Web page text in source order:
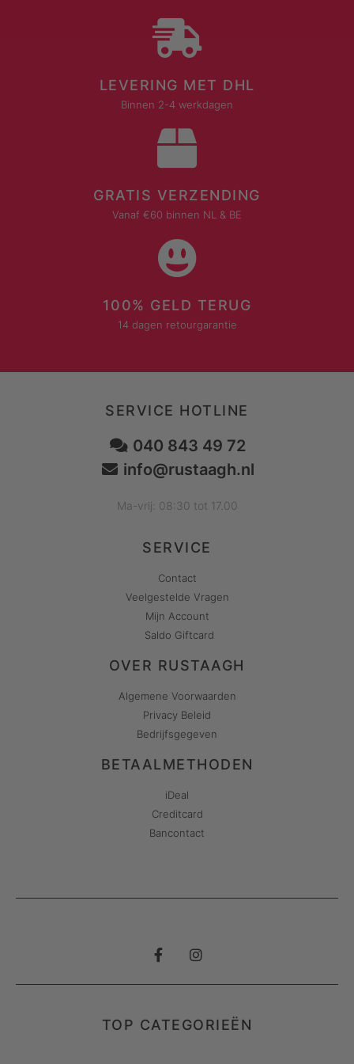
LEVERING MET DHL
Binnen 2-4 werkdagen
GRATIS VERZENDING
Vanaf €60 binnen NL & BE
100% GELD TERUG
14 dagen retourgarantie
SERVICE HOTLINE
040 843 49 72
info@rustaagh.nl
Ma-vrij: 08:30 tot 17.00
SERVICE
Contact
Veelgestelde Vragen
Mijn Account
Saldo Giftcard
OVER RUSTAAGH
Algemene Voorwaarden
Privacy Beleid
Bedrijfsgegeven
BETAALMETHODEN
iDeal
Creditcard
Bancontact
TOP CATEGORIEËN